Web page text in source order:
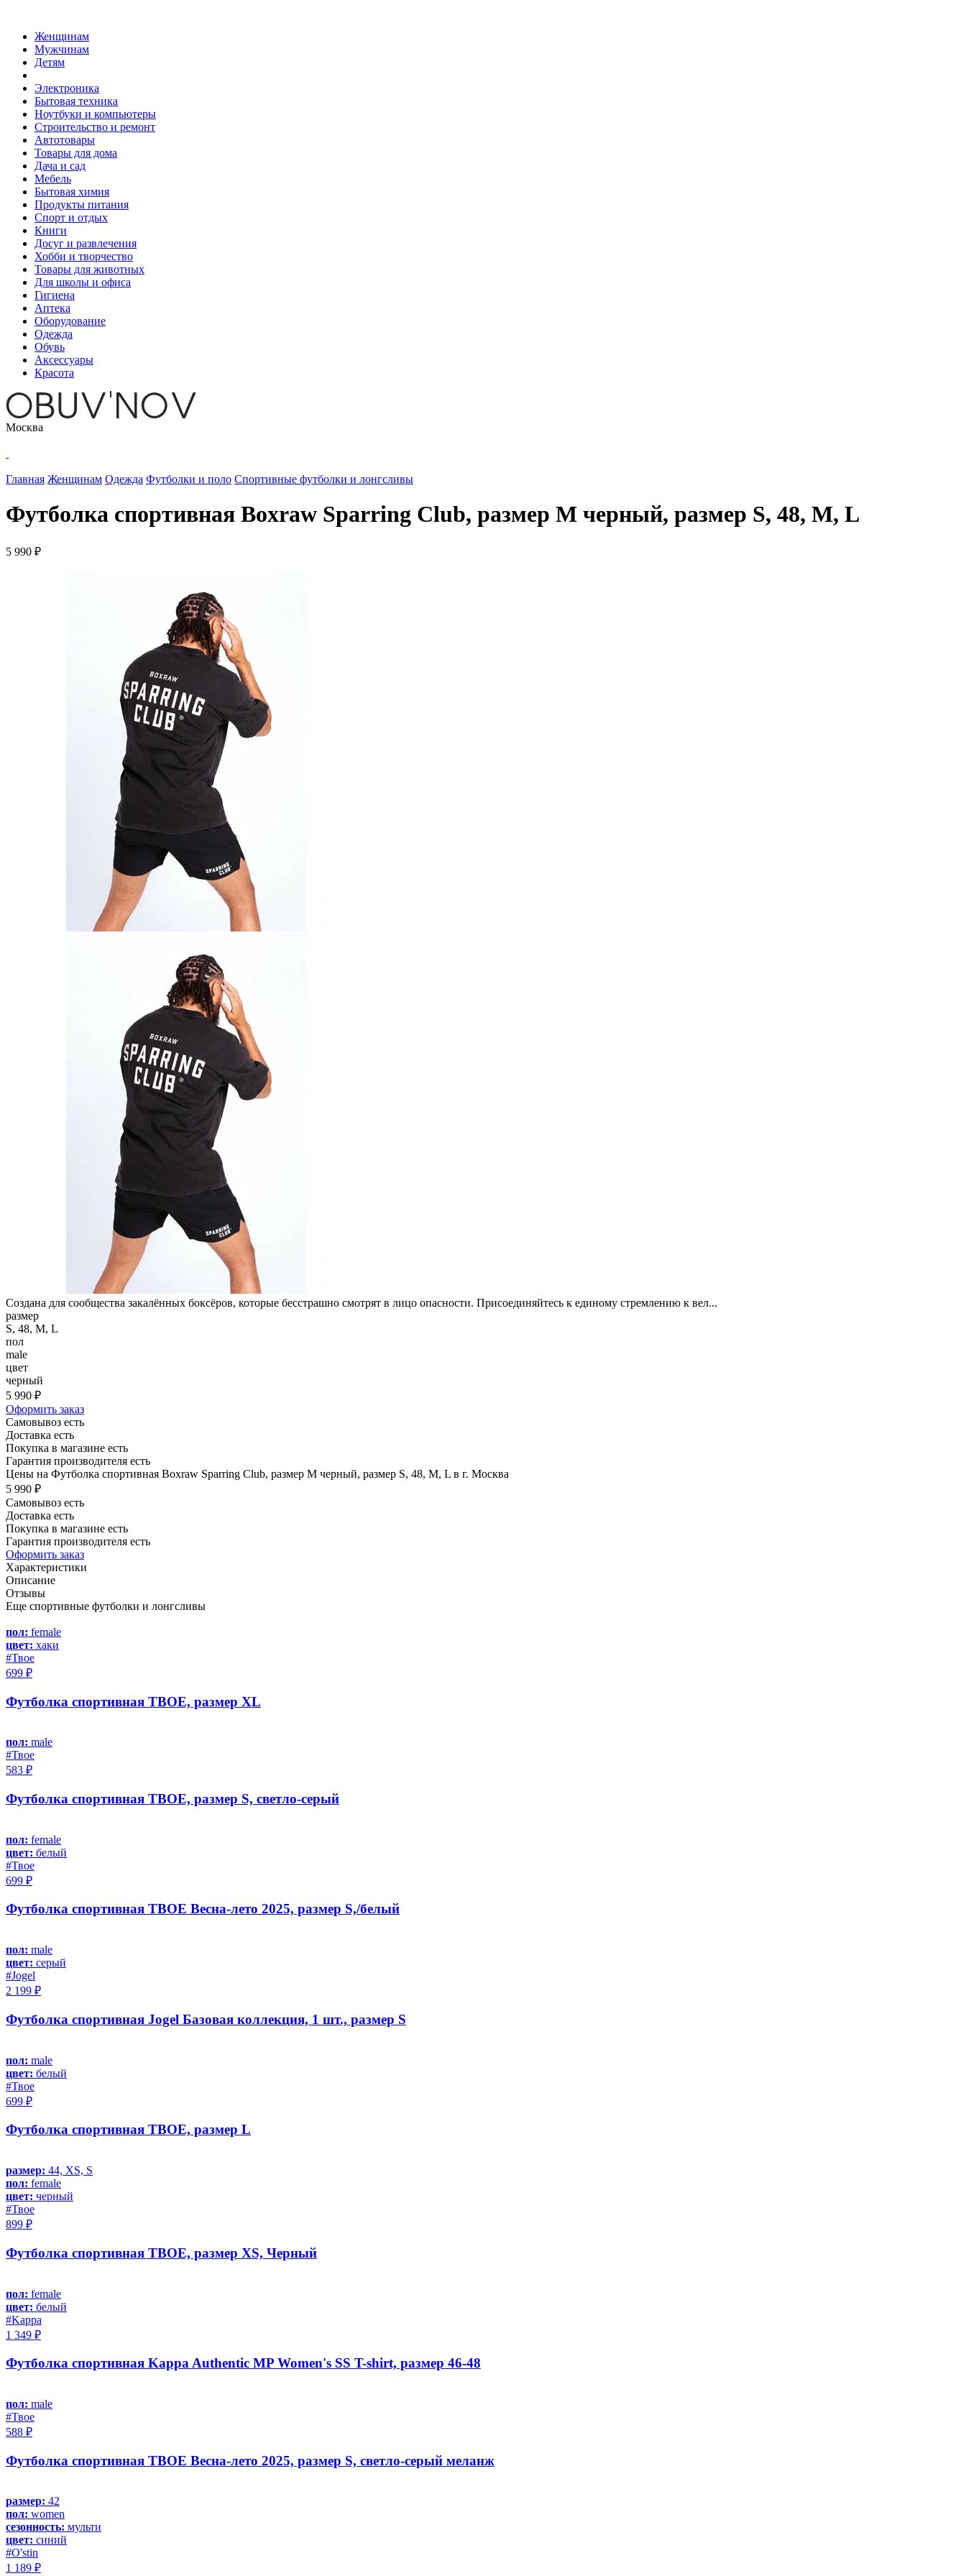
Женщинам
Мужчинам
Детям
Электроника
Бытовая техника
Ноутбуки и компьютеры
Строительство и ремонт
Автотовары
Товары для дома
Дача и сад
Мебель
Бытовая химия
Продукты питания
Спорт и отдых
Книги
Досуг и развлечения
Хобби и творчество
Товары для животных
Для школы и офиса
Гигиена
Аптека
Оборудование
Одежда
Обувь
Аксессуары
Красота
Москва
Главная Женщинам Одежда Футболки и поло Спортивные футболки и лонгсливы
Футболка спортивная Boxraw Sparring Club, размер M черный, размер S, 48, M, L
5 990 ₽
Создана для сообщества закалённых боксёров, которые бесстрашно смотрят в лицо опасности. Присоединяйтесь к единому стремлению к вел...
размер
S, 48, M, L
пол
male
цвет
черный
5 990 ₽
Оформить заказ
Самовывоз есть
Доставка есть
Покупка в магазине есть
Гарантия производителя есть
Цены на Футболка спортивная Boxraw Sparring Club, размер M черный, размер S, 48, M, L в г. Москва
5 990 ₽
Самовывоз есть
Доставка есть
Покупка в магазине есть
Гарантия производителя есть
Оформить заказ
Характеристики
Описание
Отзывы
Еще спортивные футболки и лонгсливы
пол: female
цвет: хаки
#Твое
699 ₽
Футболка спортивная ТВОЕ, размер XL
пол: male
#Твое
583 ₽
Футболка спортивная ТВОЕ, размер S, светло-серый
пол: female
цвет: белый
#Твое
699 ₽
Футболка спортивная ТВОЕ Весна-лето 2025, размер S,/белый
пол: male
цвет: серый
#Jоgel
2 199 ₽
Футболка спортивная Jogel Базовая коллекция, 1 шт., размер S
пол: male
цвет: белый
#Твое
699 ₽
Футболка спортивная ТВОЕ, размер L
размер: 44, XS, S
пол: female
цвет: черный
#Твое
899 ₽
Футболка спортивная ТВОЕ, размер XS, Черный
пол: female
цвет: белый
#Kappa
1 349 ₽
Футболка спортивная Kappa Authentic MP Women's SS T-shirt, размер 46-48
пол: male
#Твое
588 ₽
Футболка спортивная ТВОЕ Весна-лето 2025, размер S, светло-серый меланж
размер: 42
пол: women
сезонность: мульти
цвет: синий
#O'stin
1 189 ₽